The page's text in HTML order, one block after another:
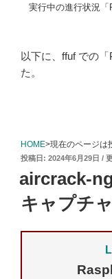
実行中の進行状況「
以下に、ffuf での
た。
HOME>現在のページは
投
日:
2024年6月29日
aircrack-
キャプチ